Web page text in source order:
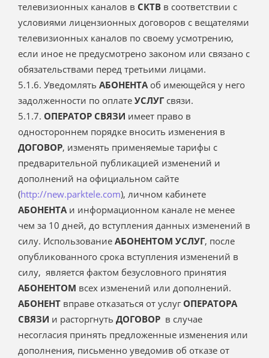
телевизионных каналов в СКТВ в соответствии с
условиями лицензионных договоров с вещателями
телевизионных каналов по своему усмотрению,
если иное не предусмотрено законом или связано с
обязательствами перед третьими лицами.
5.1.6. Уведомлять АБОНЕНТАоб имеющейся у него
задолженности по оплате УСЛУГ связи.
5.1.7. ОПЕРАТОР СВЯЗИ имеет право в
одностороннем порядке вносить изменения в
ДОГОВОР, изменять применяемые тарифы с
предварительной публикацией изменений и
дополнений на официальном сайте
(http://new.parktele.com), личном кабинете
АБОНЕНТА и информационном канале не менее
чем за 10 дней, до вступления данных изменений в
силу. Использование АБОНЕНТОМ УСЛУГ, после
опубликованного срока вступления изменений в
силу, является фактом безусловного принятия
АБОНЕНТОМ всех изменений или дополнений.
АБОНЕНТ вправе отказаться от услуг ОПЕРАТОРА
СВЯЗИ и расторгнуть ДОГОВОР в случае
несогласия принять предложенные изменения или
дополнения, письменно уведомив об отказе от